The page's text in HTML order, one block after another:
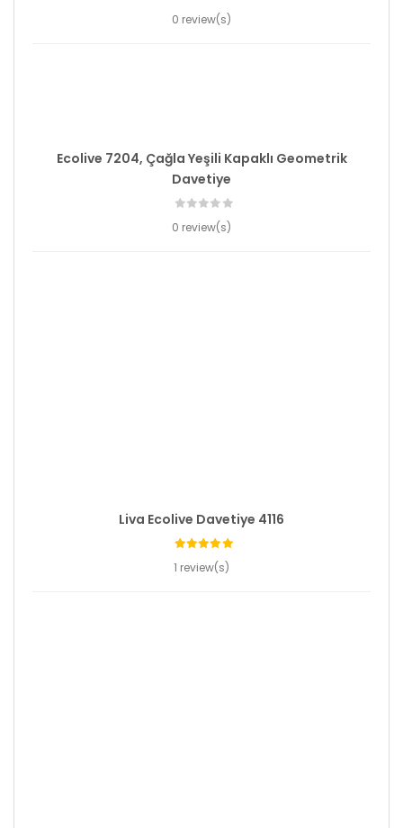
0 review(s)
Ecolive 7204, Çağla Yeşili Kapaklı Geometrik
Davetiye
0 review(s)
Liva Ecolive Davetiye 4116
1 review(s)